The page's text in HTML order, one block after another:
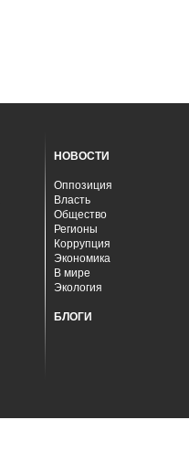
НОВОСТИ
Оппозиция
Власть
Общество
Регионы
Коррупция
Экономика
В мире
Экология
БЛОГИ